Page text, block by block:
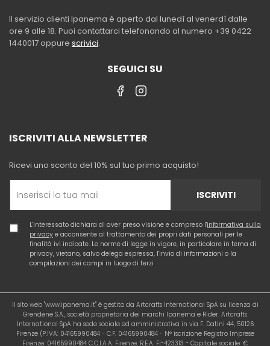
Il servizio clienti Ipanema è aperto dal lunedì al venerdì dalle
ore 9 alle 18. Puoi contattarci telefonando al numero +39 0422
1440017 oppure scrivici.
SEGUICI SU
ISCRIVITI ALLA NEWSLETTER
Ricevi uno sconto del 10% sul tuo primo acquisto!
ISCRIVITI
L'interessato dichiara di aver preso visione e compreso l'informativa sulla
privacy e acconsente al trattamento dei propri dati personali per le
finalità ivi indicate. Le norme di legge in vigore, in particolare in tema di
privacy, vietano, salvo delega espressa, l'invio di informazioni o la
compilazioni dei campi in luogo di terzi
Il sito web "www.ipanema.it" è gestito da Artcrafts International SpA su licenza di
Grendene S.A., società proprietaria dei marchi Ipanema e Rider. Artcrafts
International SpA ha sede sociale ed amministrativa in via F. Datini 44, 50126
Firenze (P.IVA: 04165990484 - C.F. 04165990484 - N° iscrizione Registro Imprese
Firenze: 04165990484 C.C.I.A.A. Firenze, R.E.A. FI-423313 - Capitale sociale: €